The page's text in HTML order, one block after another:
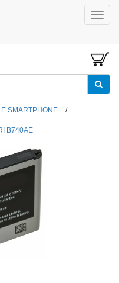
SMARTPHONE /
B740AE